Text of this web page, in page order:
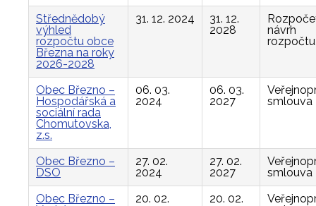
Střednědobý
výhled
rozpočtu obce
Března na roky
2026-2028
31. 12. 2024
31. 12.
2028
návrh
rozpočtu
Obec Březno –
Hospodářská a
sociální rada
Chomutovska,
z.s.
06. 03.
2024
06. 03.
2027
smlouva
Obec Březno –
DSO
27. 02.
2024
27. 02.
2027
smlouva
Obec Březno –
20. 02.
20. 02.